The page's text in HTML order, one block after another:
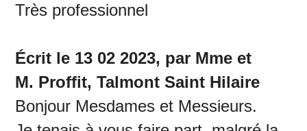
Très professionnel
Écrit le 13 02 2023, par Mme et
M. Proffit, Talmont Saint Hilaire
Bonjour Mesdames et Messieurs.